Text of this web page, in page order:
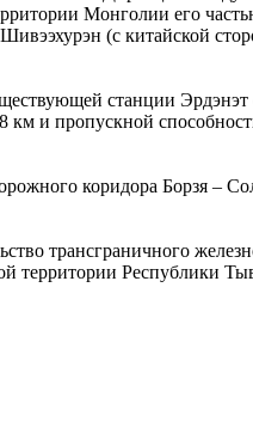
Монголии его
(с китайской
станции
км и пропускной
коридора Борзя –
трансграничного
территории Республики